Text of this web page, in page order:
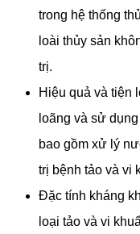
trong hệ thống
loài thủy sản
trị.
Hiệu quả và tiện
loãng và sử
bao gồm xử lý
trị bệnh tảo và vi
Đặc tính kháng
loại tảo và vi